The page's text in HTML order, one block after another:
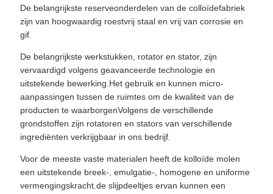
De belangrijkste reserveonderdelen van de colloïdefabriek
zijn van hoogwaardig roestvrij staal en vrij van corrosie en
gif.
De belangrijkste werkstukken, rotator en stator, zijn
vervaardigd volgens geavanceerde technologie en
uitstekende bewerking.Het gebruik en kunnen micro-
aanpassingen tussen de ruimtes om de kwaliteit van de
producten te waarborgenVolgens de verschillende
grondstoffen zijn rotatoren en stators van verschillende
ingrediënten verkrijgbaar in ons bedrijf.
Voor de meeste vaste materialen heeft de kolloïde molen
een uitstekende breek-, emulgatie-, homogene en uniforme
vermengingskracht.de slijpdeeltjes ervan kunnen een